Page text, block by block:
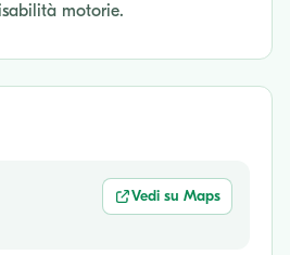
motorie.
Vedi su Maps